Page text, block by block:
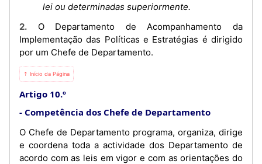
lei ou determinadas superiormente.
2. O Departamento de Acompanhamento da
Implementação das Políticas e Estratégias é dirigido
por um Chefe de Departamento.
⇡ Início da Página
Artigo 10.º
Competência dos Chefe de Departamento
O Chefe de Departamento programa, organiza, dirige
e coordena toda a actividade dos Departamento de
acordo com as leis em vigor e com as orientações do